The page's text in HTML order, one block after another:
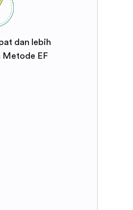
dan lebih
EF